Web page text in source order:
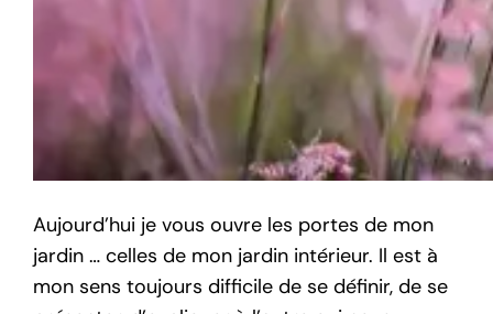
Aujourd’hui je vous ouvre les portes de mon
jardin … celles de mon jardin intérieur. Il est à
mon sens toujours difficile de se définir, de se